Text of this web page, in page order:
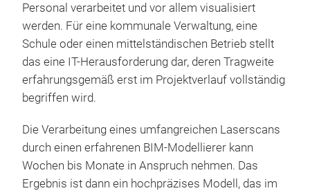
Personal verarbeitet und vor allem visualisiert
werden. Für eine kommunale Verwaltung, eine
Schule oder einen mittelständischen Betrieb stellt
das eine IT-Herausforderung dar, deren Tragweite
erfahrungsgemäß erst im Projektverlauf vollständig
begriffen wird.
Die Verarbeitung eines umfangreichen Laserscans
durch einen erfahrenen BIM-Modellierer kann
Wochen bis Monate in Anspruch nehmen. Das
Ergebnis ist dann ein hochpräzises Modell, das im